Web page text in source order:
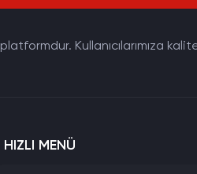
Kullanıcılarımıza
HIZLI MENÜ